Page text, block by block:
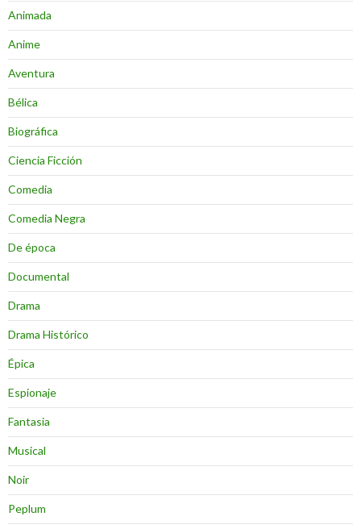
Animada
Anime
Aventura
Bélica
Biográfica
Ciencia Ficción
Comedia
Comedia Negra
De época
Documental
Drama
Drama Histórico
Épica
Espionaje
Fantasia
Musical
Noir
Peplum